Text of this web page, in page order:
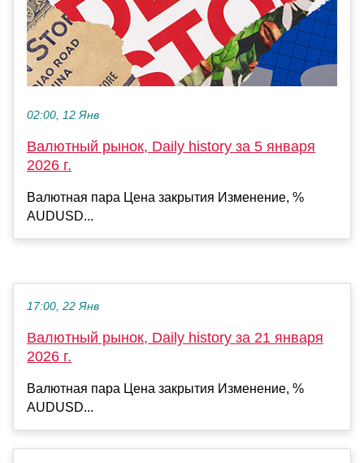
02:00, 12 Янв
Валютный рынок, Daily history за 5 января
2026 г.
Валютная пара Цена закрытия Изменение, %
AUDUSD...
17:00, 22 Янв
Валютный рынок, Daily history за 21 января
2026 г.
Валютная пара Цена закрытия Изменение, %
AUDUSD...